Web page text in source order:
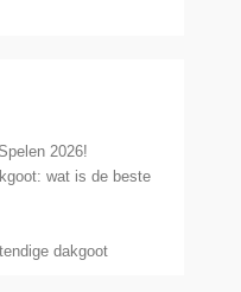
2026!
wat is de beste
dakgoot